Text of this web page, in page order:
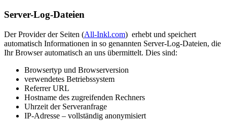
Server-Log-Dateien
Der Provider der Seiten (All-Inkl.com) erhebt und speichert
automatisch Informationen in so genannten Server-Log-Dateien, die
Ihr Browser automatisch an uns übermittelt. Dies sind:
Browsertyp und Browserversion
verwendetes Betriebssystem
Referrer URL
Hostname des zugreifenden Rechners
Uhrzeit der Serveranfrage
IP-Adresse – vollständig anonymisiert